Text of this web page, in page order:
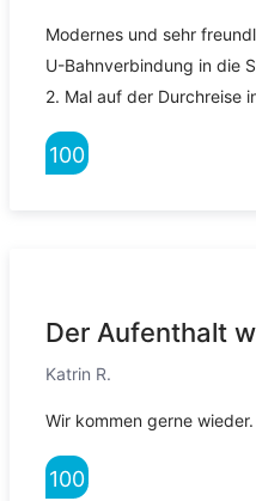
Modernes und sehr
U-Bahnverbindung in die
2. Mal auf der Durchreise
100
Der Aufenthalt
Katrin R.
Wir kommen gerne wieder.
100